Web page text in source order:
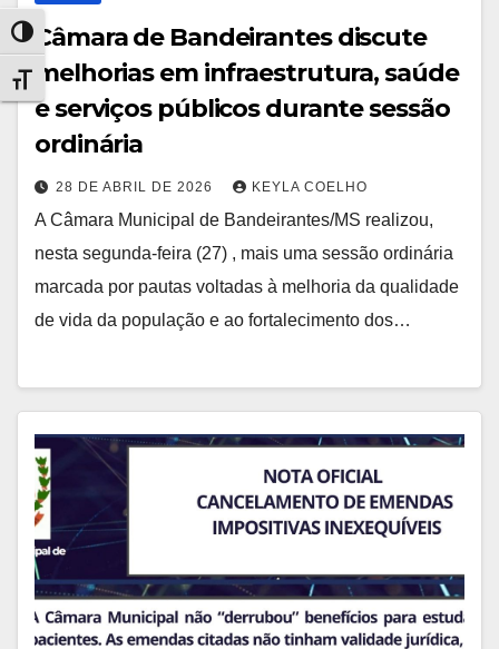
Alternar alto contraste
Alternar tamanho da fonte
Câmara de Bandeirantes discute
melhorias em infraestrutura, saúde
e serviços públicos durante sessão
ordinária
28 DE ABRIL DE 2026 KEYLA COELHO
A Câmara Municipal de Bandeirantes/MS realizou,
nesta segunda-feira (27) , mais uma sessão ordinária
marcada por pautas voltadas à melhoria da qualidade
de vida da população e ao fortalecimento dos…